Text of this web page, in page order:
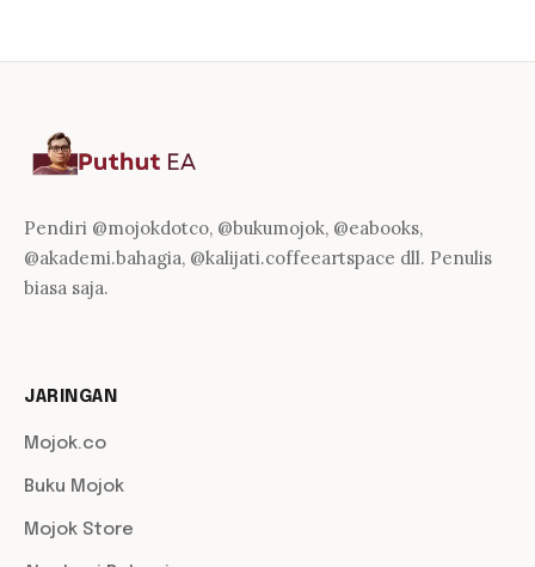
Pendiri @mojokdotco, @bukumojok, @eabooks,
@akademi.bahagia, @kalijati.coffeeartspace dll. Penulis
biasa saja.
JARINGAN
Mojok.co
Buku Mojok
Mojok Store